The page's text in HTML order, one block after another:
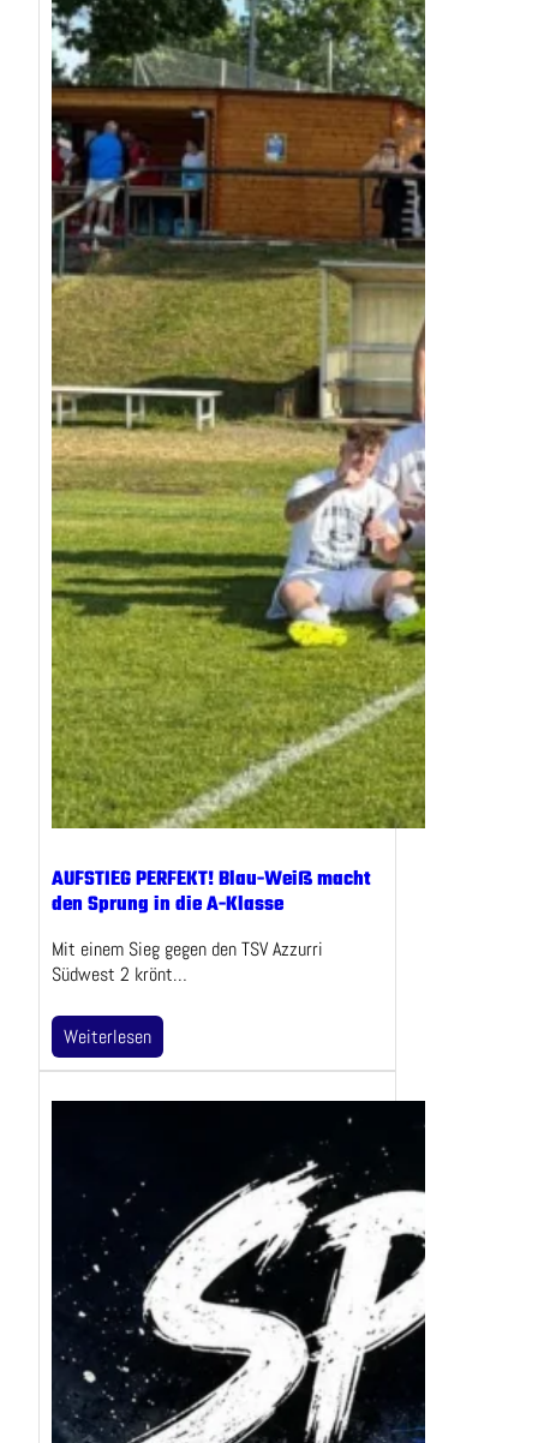
AUFSTIEG PERFEKT! Blau-Weiß macht
den Sprung in die A-Klasse
Mit einem Sieg gegen den TSV Azzurri
Südwest 2 krönt…
Weiterlesen